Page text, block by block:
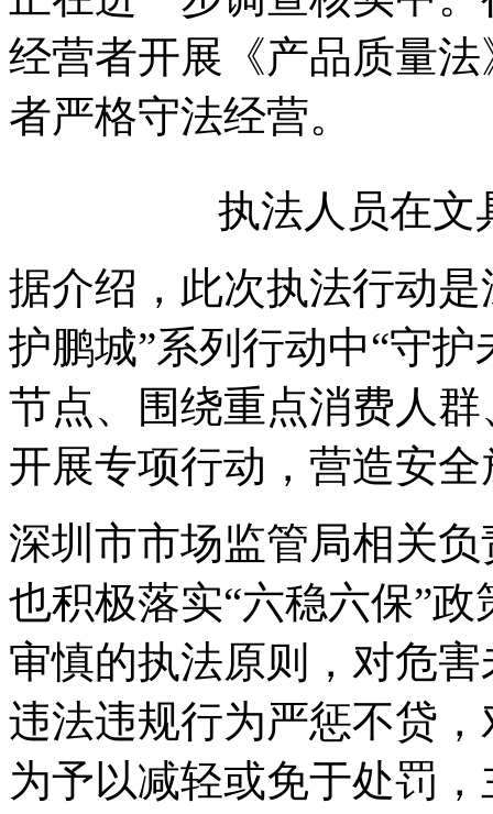
经营者开展《产品质量
者严格守法经营。
执法人员在文
据介绍，此次执法行动
护鹏城”系列行动中“守
节点、围绕重点消费人
开展专项行动，营造安
深圳市市场监管局相关
也积极落实“六稳六保”
审慎的执法原则，对危
违法违规行为严惩不贷
为予以减轻或免于处罚